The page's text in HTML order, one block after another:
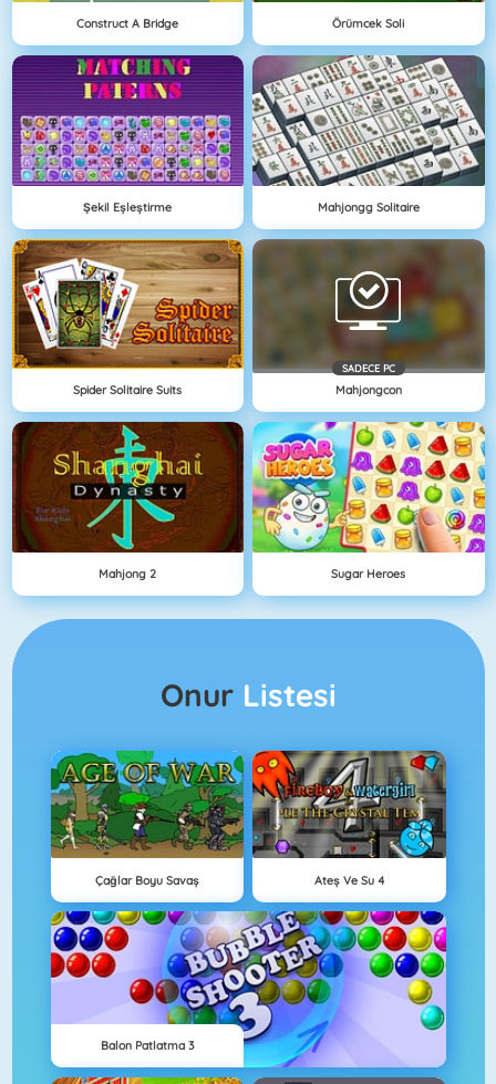
Construct A Bridge Örümcek Soli
Şekil Eşleştirme Mahjongg Solitaire
Spider Solitaire Suits
SADECE PC
Mahjongcon
Mahjong 2 Sugar Heroes
Onur Listesi
Çağlar Boyu Savaş Ateş Ve Su 4
Balon Patlatma 3